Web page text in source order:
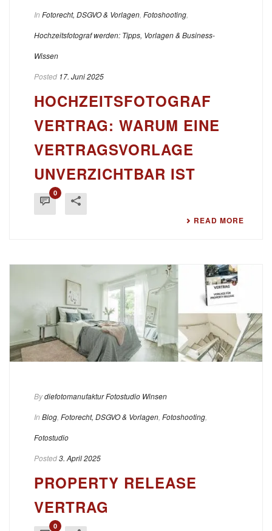
In Fotorecht, DSGVO & Vorlagen Fotoshooting
Hochzeitsfotograf werden: Tipps, Vorlagen & Business-
Wissen
Posted 17. Juni 2025
HOCHZEITSFOTOGRAF
VERTRAG: WARUM EINE
VERTRAGSVORLAGE
UNVERZICHTBAR IST
0
READ MORE
Bydiefotomanufaktur Fotostudio Winsen
In Blog Fotorecht, DSGVO & Vorlagen Fotoshooting
Fotostudio
Posted3. April 2025
PROPERTY RELEASE
VERTRAG
0